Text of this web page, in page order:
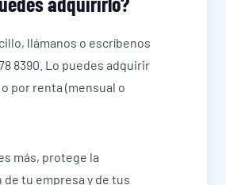
llámanos o escríbenos
8390. Lo puedes adquirir
por renta (mensual o
más, protege la
tu empresa y de tus